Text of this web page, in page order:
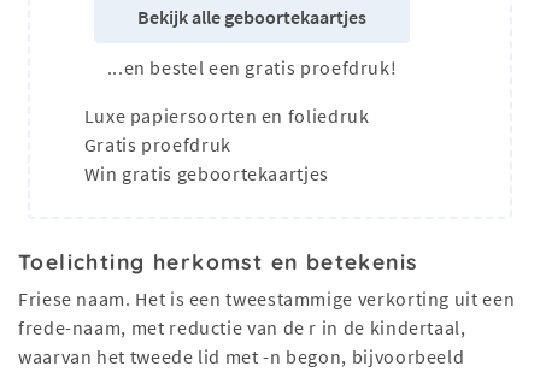
Bekijk alle geboortekaartjes
...en bestel een gratis proefdruk!
Luxe papiersoorten en foliedruk
Gratis proefdruk
Win gratis geboortekaartjes
Toelichting herkomst en betekenis
Friese naam. Het is een tweestammige verkorting uit een
frede-naam, met reductie van de r in de kindertaal,
waarvan het tweede lid met -n begon, bijvoorbeeld